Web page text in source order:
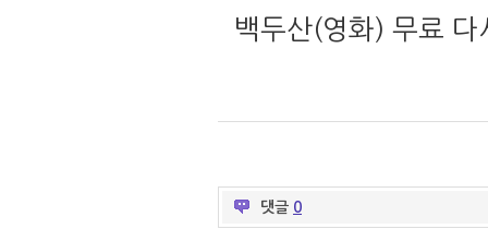
백두산(영화) 무료 다
댓글 0